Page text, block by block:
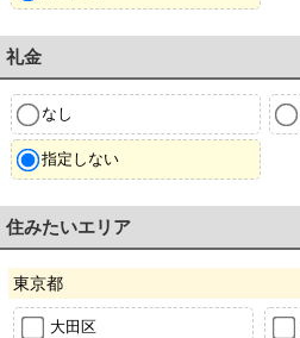
礼金
なし
指定しない
住みたいエリア
東京都
大田区